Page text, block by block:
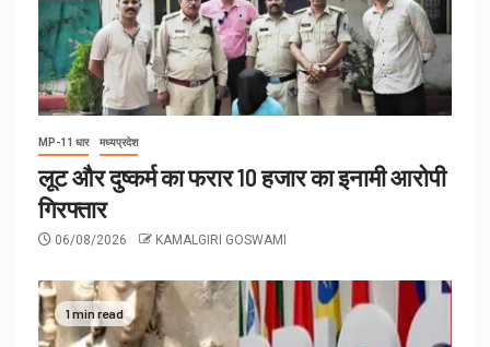
MP-11 धार मध्यप्रदेश
लूट और दुष्कर्म का फरार 10 हजार का इनामी आरोपी
गिरफ्तार
06/08/2026 KAMALGIRI GOSWAMI
1 min read